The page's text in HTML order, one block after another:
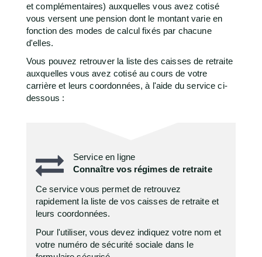
et complémentaires) auxquelles vous avez cotisé
vous versent une pension dont le montant varie en
fonction des modes de calcul fixés par chacune
d'elles.
Vous pouvez retrouver la liste des caisses de retraite
auxquelles vous avez cotisé au cours de votre
carrière et leurs coordonnées, à l'aide du service ci-
dessous :
Service en ligne
Connaître vos régimes de retraite
Ce service vous permet de retrouvez
rapidement la liste de vos caisses de retraite et
leurs coordonnées.
Pour l'utiliser, vous devez indiquez votre nom et
votre numéro de sécurité sociale dans le